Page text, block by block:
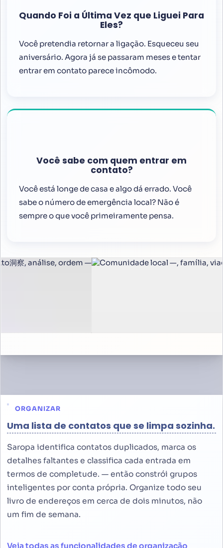
Quando Foi a Última Vez que Liguei Para
Eles?
Você pretendia retornar a ligação. Esqueceu seu
aniversário. Agora já se passaram meses e tentar
entrar em contato parece incômodo.
Você sabe com quem entrar em
contato?
Você está longe de casa e algo dá errado. Você
sabe o número de emergência local? Não é
sempre o que você primeiramente pensa.
ORGANIZAR
Uma lista de contatos que se limpa sozinha.
Saropa identifica contatos duplicados, marca os
detalhes faltantes e classifica cada entrada em
termos de completude. — então constrói grupos
inteligentes por conta própria. Organize todo seu
livro de endereços em cerca de dois minutos, não
um fim de semana.